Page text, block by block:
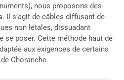
nous proposons des
. Il s’agit de câbles diffusant de
non létales, dissuadant
se poser. Cette méthode haut de
aux exigences de certains
Choranche.